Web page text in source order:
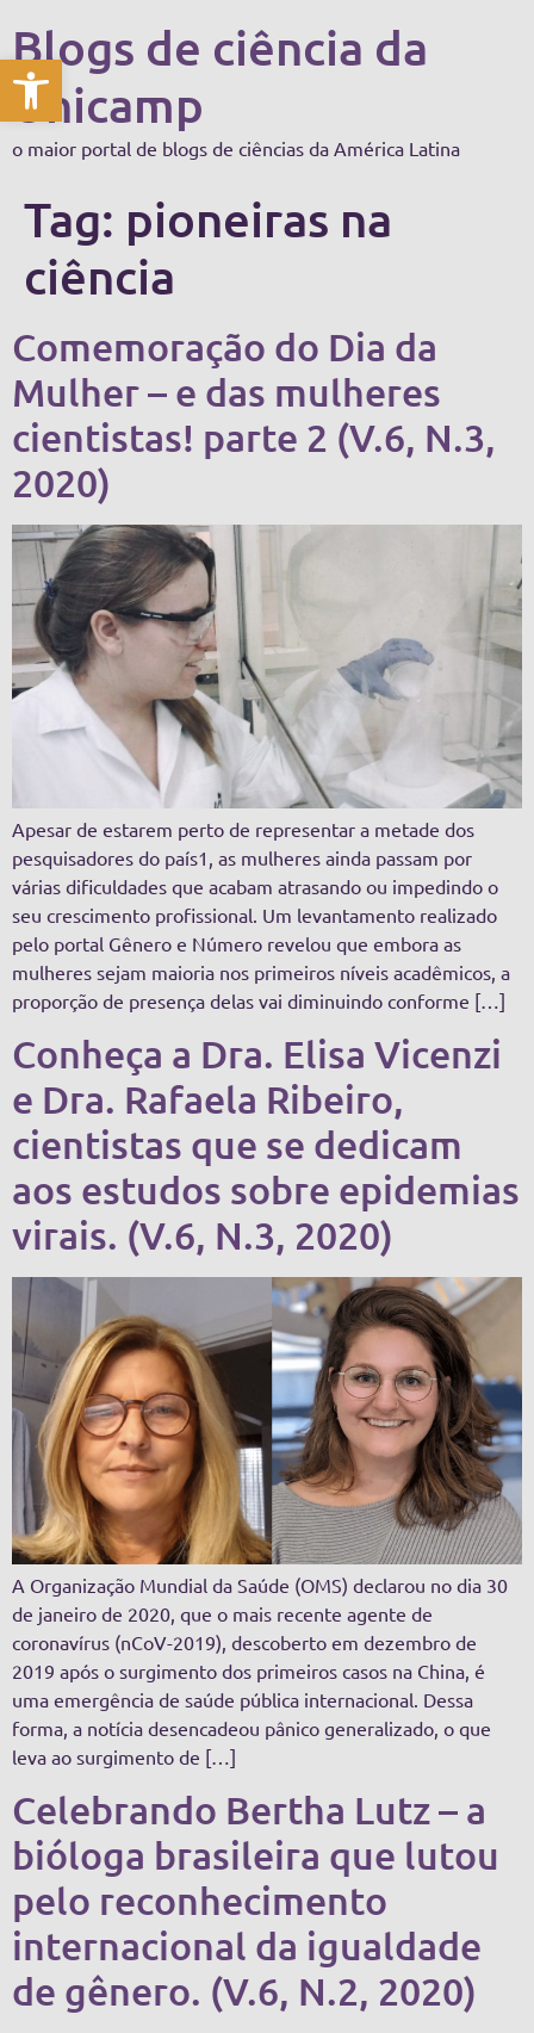
Abrir a barra de ferramentas
Blogs de ciência da
Unicamp
o maior portal de blogs de ciências da América Latina
Tag: pioneiras na
ciência
Comemoração do Dia da
Mulher – e das mulheres
cientistas! parte 2 (V.6, N.3,
2020)
Apesar de estarem perto de representar a metade dos
pesquisadores do país1, as mulheres ainda passam por
várias dificuldades que acabam atrasando ou impedindo o
seu crescimento profissional. Um levantamento realizado
pelo portal Gênero e Número revelou que embora as
mulheres sejam maioria nos primeiros níveis acadêmicos, a
proporção de presença delas vai diminuindo conforme […]
Conheça a Dra. Elisa Vicenzi
e Dra. Rafaela Ribeiro,
cientistas que se dedicam
aos estudos sobre epidemias
virais. (V.6, N.3, 2020)
A Organização Mundial da Saúde (OMS) declarou no dia 30
de janeiro de 2020, que o mais recente agente de
coronavírus (nCoV-2019), descoberto em dezembro de
2019 após o surgimento dos primeiros casos na China, é
uma emergência de saúde pública internacional. Dessa
forma, a notícia desencadeou pânico generalizado, o que
leva ao surgimento de […]
Celebrando Bertha Lutz – a
bióloga brasileira que lutou
pelo reconhecimento
internacional da igualdade
de gênero. (V.6, N.2, 2020)